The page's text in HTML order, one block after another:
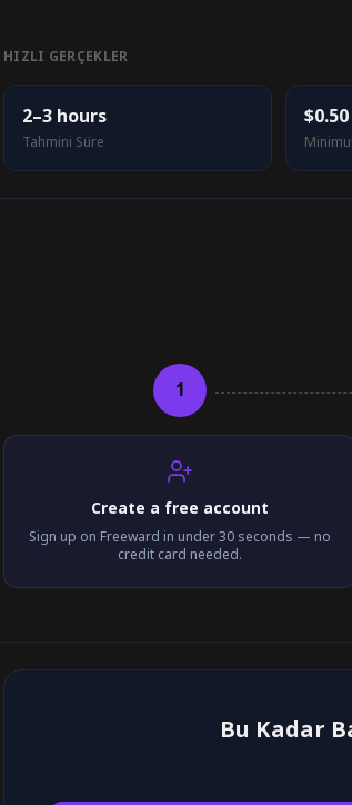
HIZLI GERÇEKLER
2–3 hours
Tahmini Süre
$0.50
1
Create a free account
Sign up on Freeward in under 30 seconds — no
credit card needed.
Bu Kadar